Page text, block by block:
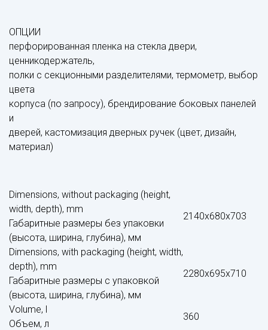
ОПЦИИ
перфорированная пленка на стекла двери,
ценникодержатель,
полки с секционными разделителями, термометр, выбор
цвета
корпуса (по запросу), брендирование боковых панелей
и
дверей, кастомизация дверных ручек (цвет, дизайн,
материал)
Dimensions, without packaging (height,
width, depth), mm
Габаритные размеры без упаковки
(высота, ширина, глубина), мм
2140х680х703
Dimensions, with packaging (height, width,
depth), mm
Габаритные размеры с упаковкой
(высота, ширина, глубина), мм
2280х695х710
Volume, l
Объем, л
360